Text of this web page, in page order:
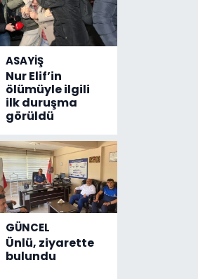
ASAYİŞ
Nur Elif’in
ölümüyle ilgili
ilk duruşma
görüldü
GÜNCEL
Ünlü, ziyarette
bulundu